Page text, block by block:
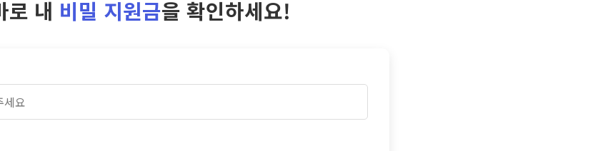
로 내 비밀 지원금을 확인하세요!